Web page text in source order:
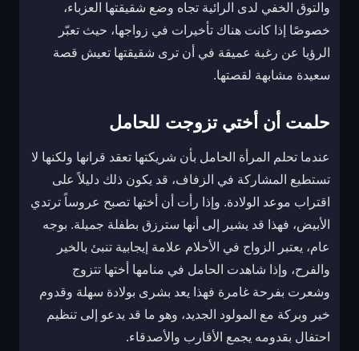
والتوق الخفي لدى الرائية تجاه وضع شقيقتها العزباء،
خصوصًا إذا كانت هناك تأخيرات في زواجها، حيث تعبّر
الرؤيا عن رغبة عميقة في أن ترى شقيقتها تعيش قصة
سعيدة مشابهة لقصتها.
حلمت أن أختي تزوجت للحامل
عندما تحلم المرأة الحامل بأن شريكتها تعقد قرانها ولكنها لا
تستطيع المشاركة في الزفاف، قد يكون ذلك دليلاً على
اقتراب موعد الولادة. وإذا رأت أن أختها تصبح عروساً ترتدي
الأبيض، فهذا قد يشير إلى أنها سترزق بطفلة جميلة. بوجه
عام، يعتبر الزواج في الأحلام علامة إيجابية تنبئ بالخير
والفرح، وإذا شاهدت الحامل في منامها أختها تتزوج
وشعرت بفرحة غامرة فهذا يعد بشرى بولادة سهلة وقدوم
خير وبركة مع المولود الجديد، وهو ما قد يدعو إلى تنظيم
احتفال بقدومه يجمع الأقارب والأصدقاء.